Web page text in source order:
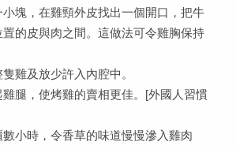
塊，在雞頸外皮找出一個開口，把牛
的皮與肉之間。這做法可令雞胸保持
雞及放少許入內腔中。
雞腿，使烤雞的賣相更佳。[外國人習慣
小時，令香草的味道慢慢滲入雞肉